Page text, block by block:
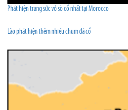
Phát hiện trang sức vỏ sò cổ nhất tại Morocco
Lào phát hiện thêm nhiều chum đá cổ